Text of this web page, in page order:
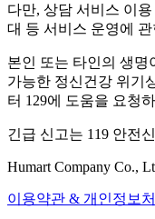
다만, 상담 서비스 이
대 등 서비스 운영에
본인 또는 타인의 생명
가능한 정신건강 위기
터 129에 도움을 요청
긴급 신고는 119 안전
Humart Company Co.,
이용약관 & 개인정보